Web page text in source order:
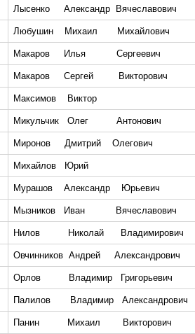
Лысенко Александр Вячеславович
Любушин Михаил Михайлович
Макаров Илья Сергеевич
Макаров Сергей Викторович
Максимов Виктор
Микульчик Олег Антонович
Миронов Дмитрий Олегович
Михайлов Юрий
Мурашов Александр Юрьевич
Мызников Иван Вячеславович
Нилов Николай Владимирович
Овчинников Андрей Александрович
Орлов Владимир Григорьевич
Палилов Владимир Александрович
Панин Михаил Викторович